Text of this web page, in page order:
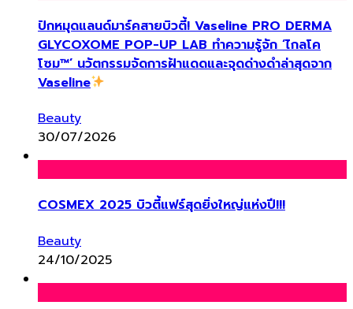
ปักหมุดแลนด์มาร์คสายบิวตี้! Vaseline PRO DERMA
GLYCOXOME POP-UP LAB ทำความรู้จัก ‘ไกลโค
โซม™’ นวัตกรรมจัดการฝ้าแดดและจุดด่างดำล่าสุดจาก
Vaseline
Beauty
30/07/2026
COSMEX 2025 บิวตี้แฟร์สุดยิ่งใหญ่แห่งปี!!!
Beauty
24/10/2025